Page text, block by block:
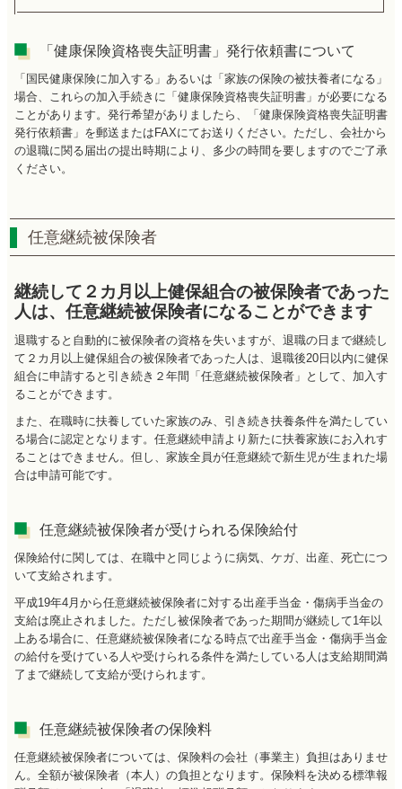
「健康保険資格喪失証明書」発行依頼書について
「国民健康保険に加入する」あるいは「家族の保険の被扶養者になる」
場合、これらの加入手続きに「健康保険資格喪失証明書」が必要になる
ことがあります。発行希望がありましたら、「健康保険資格喪失証明書
発行依頼書」を郵送またはFAXにてお送りください。ただし、会社から
の退職に関る届出の提出時期により、多少の時間を要しますのでご了承
ください。
任意継続被保険者
継続して２カ月以上健保組合の被保険者であった
人は、任意継続被保険者になることができます
退職すると自動的に被保険者の資格を失いますが、退職の日まで継続し
て２カ月以上健保組合の被保険者であった人は、退職後20日以内に健保
組合に申請すると引き続き２年間「任意継続被保険者」として、加入す
ることができます。
また、在職時に扶養していた家族のみ、引き続き扶養条件を満たしてい
る場合に認定となります。任意継続申請より新たに扶養家族にお入れす
ることはできません。但し、家族全員が任意継続で新生児が生まれた場
合は申請可能です。
任意継続被保険者が受けられる保険給付
保険給付に関しては、在職中と同じように病気、ケガ、出産、死亡につ
いて支給されます。
平成19年4月から任意継続被保険者に対する出産手当金・傷病手当金の
支給は廃止されました。ただし被保険者であった期間が継続して1年以
上ある場合に、任意継続被保険者になる時点で出産手当金・傷病手当金
の給付を受けている人や受けられる条件を満たしている人は支給期間満
了まで継続して支給が受けられます。
任意継続被保険者の保険料
任意継続被保険者については、保険料の会社（事業主）負担はありませ
ん。全額が被保険者（本人）の負担となります。保険料を決める標準報